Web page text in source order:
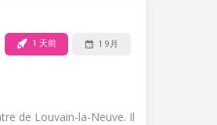
1 天前 1 9月
de Louvain-la-Neuve. Il